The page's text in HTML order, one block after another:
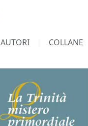
AUTORI COLLANE